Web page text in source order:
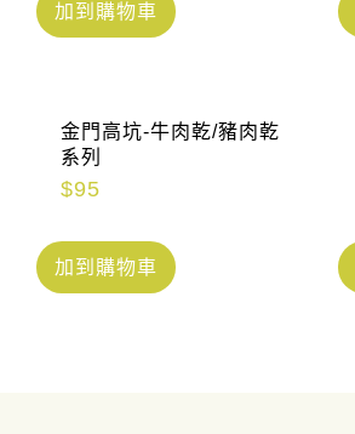
加到購物車
金門高坑-牛肉乾/豬肉乾
系列
$95
加到購物車